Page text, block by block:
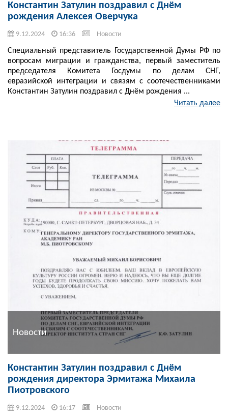
Константин Затулин поздравил с Днём
рождения Алексея Оверчука
9.12.2024 16:36 Новости
Специальный представитель Государственной Думы РФ по
вопросам миграции и гражданства, первый заместитель
председателя Комитета Госдумы по делам СНГ,
евразийской интеграции и связям с соотечественниками
Константин Затулин поздравил с Днём рождения ...
Читать далее
Новости
Константин Затулин поздравил с Днём
рождения директора Эрмитажа Михаила
Пиотровского
9.12.2024 16:17 Новости